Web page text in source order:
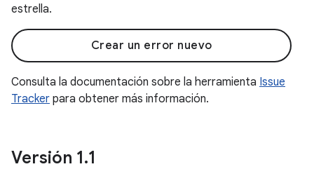
estrella.
Crear un error nuevo
Consulta la documentación sobre la herramienta Issue
Tracker para obtener más información.
Versión 1.1